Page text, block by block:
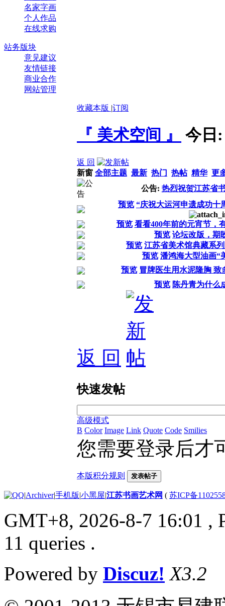
名家字画
个人作品
在线求购
站务版块
意见建议
友情链接
商业合作
网站管理
收藏本版 |订阅
『 美术空间 』 今
返 回
新窗 全部主题 最新 热门 热帖 精华 更
公告: 热烈祝贺江苏省
预览 “庆祝大运河申遗成功十
预览 看看400年前的元宵节，
预览 论坛改版，期
预览 江苏省美术馆典藏系
预览 潘鸿海大型油画“
预览 冒牌医生用水泥隆胸
预览 陈丹青为什么
返 回
快速发帖
高级模式
B Color Image Link Quote Code Smilies
您需要登录后才
本版积分规则 发表帖子
|Archiver|手机版|小黑屋|江苏书画艺术网 ( 苏ICP备
GMT+8, 2026-8-7 16:01 ,
11 queries .
Powered by Discuz! X3.2